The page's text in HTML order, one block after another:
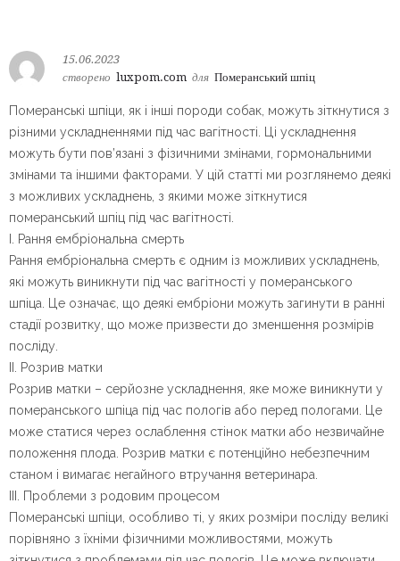
15.06.2023
створено luxpom.com для Померанський шпіц
Померанські шпіци, як і інші породи собак, можуть зіткнутися з
різними ускладненнями під час вагітності. Ці ускладнення
можуть бути пов’язані з фізичними змінами, гормональними
змінами та іншими факторами. У цій статті ми розглянемо деякі
з можливих ускладнень, з якими може зіткнутися
померанський шпіц під час вагітності.
I. Рання ембріональна смерть
Рання ембріональна смерть є одним із можливих ускладнень,
які можуть виникнути під час вагітності у померанського
шпіца. Це означає, що деякі ембріони можуть загинути в ранні
стадії розвитку, що може призвести до зменшення розмірів
посліду.
II. Розрив матки
Розрив матки – серйозне ускладнення, яке може виникнути у
померанського шпіца під час пологів або перед пологами. Це
може статися через ослаблення стінок матки або незвичайне
положення плода. Розрив матки є потенційно небезпечним
станом і вимагає негайного втручання ветеринара.
III. Проблеми з родовим процесом
Померанські шпіци, особливо ті, у яких розміри посліду великі
порівняно з їхніми фізичними можливостями, можуть